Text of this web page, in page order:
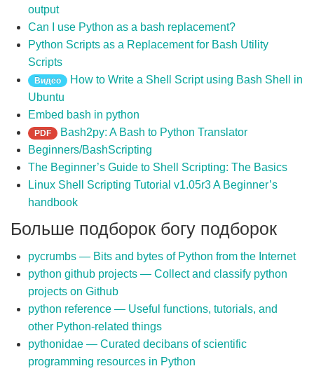
output
Can I use Python as a bash replacement?
Python Scripts as a Replacement for Bash Utility
Scripts
Видео
How to Write a Shell Script using Bash Shell in
Ubuntu
Embed bash in python
PDF
Bash2py: A Bash to Python Translator
Beginners/BashScripting
The Beginner’s Guide to Shell Scripting: The Basics
Linux Shell Scripting Tutorial v1.05r3 A Beginner’s
handbook
Больше подборок богу подборок
pycrumbs — Bits and bytes of Python from the Internet
python github projects — Collect and classify python
projects on Github
python reference — Useful functions, tutorials, and
other Python-related things
pythonidae — Curated decibans of scientific
programming resources in Python